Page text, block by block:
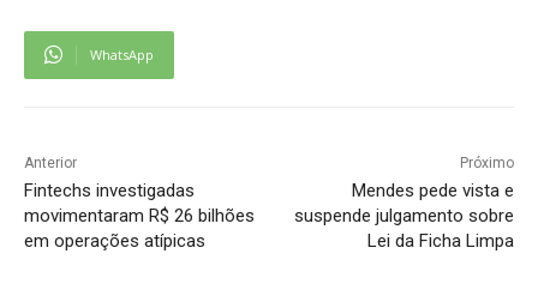
WhatsApp
Anterior
Fintechs investigadas
movimentaram R$ 26 bilhões
em operações atípicas
Próximo
Mendes pede vista e
suspende julgamento sobre
Lei da Ficha Limpa